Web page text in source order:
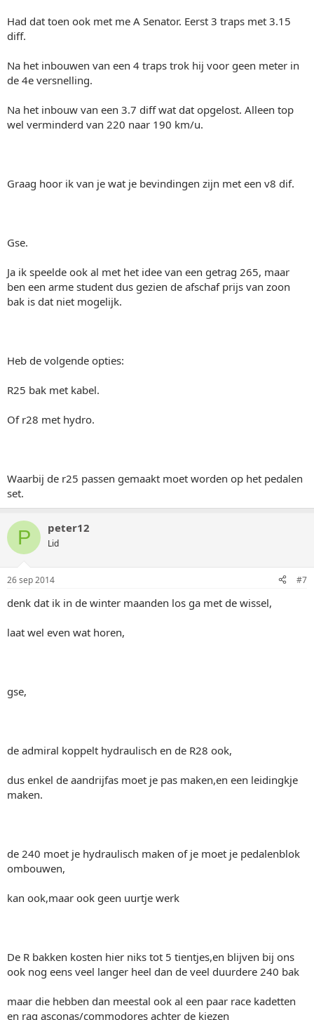
Had dat toen ook met me A Senator. Eerst 3 traps met 3.15
diff.
Na het inbouwen van een 4 traps trok hij voor geen meter in
de 4e versnelling.
Na het inbouw van een 3.7 diff wat dat opgelost. Alleen top
wel verminderd van 220 naar 190 km/u.
Graag hoor ik van je wat je bevindingen zijn met een v8 dif.
Gse.
Ja ik speelde ook al met het idee van een getrag 265, maar
ben een arme student dus gezien de afschaf prijs van zoon
bak is dat niet mogelijk.
Heb de volgende opties:
R25 bak met kabel.
Of r28 met hydro.
Waarbij de r25 passen gemaakt moet worden op het pedalen
set.
P peter12
Lid
26 sep 2014 #7
denk dat ik in de winter maanden los ga met de wissel,
laat wel even wat horen,
gse,
de admiral koppelt hydraulisch en de R28 ook,
dus enkel de aandrijfas moet je pas maken,en een leidingkje
maken.
de 240 moet je hydraulisch maken of je moet je pedalenblok
ombouwen,
kan ook,maar ook geen uurtje werk
De R bakken kosten hier niks tot 5 tientjes,en blijven bij ons
ook nog eens veel langer heel dan de veel duurdere 240 bak
maar die hebben dan meestal ook al een paar race kadetten
en rag asconas/commodores achter de kiezen